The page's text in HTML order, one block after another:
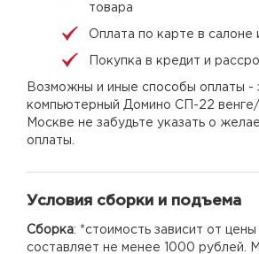
товара
Оплата по карте в салоне
Покупка в кредит и
Возможны и иные способы оплаты -
компьютерный Домино СП-22 венге/
Москве не забудьте указать о
оплаты.
Условия сборки и подъема
Сборка: *стоимость зависит от
составляет не менее 1000 рублей.